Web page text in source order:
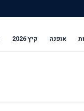
אופנה קיץ 2026